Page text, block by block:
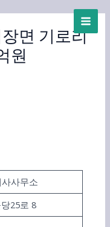
면 기로리
원
사무소
25로 8